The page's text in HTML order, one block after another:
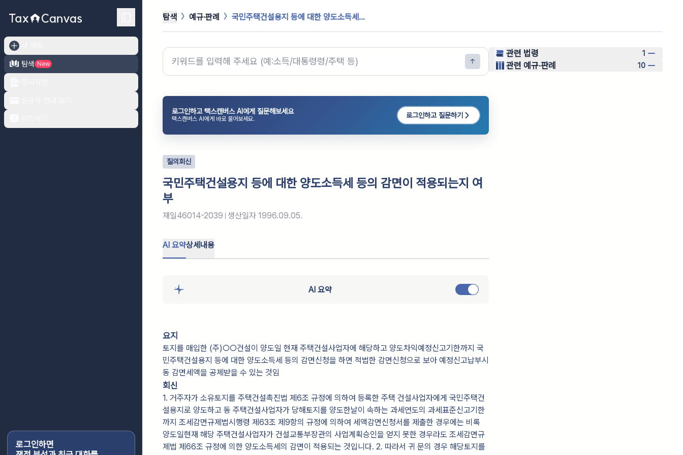
탐색
New
로그인하면
탐색 예규·판례 국민주택건설용지 등에 대한 양도소득세...
로그인하고 택스캔버스 AI에게 질문해보세요
택스캔버스 AI에게 바로 물어보세요. 로그인하고 질문하기
질의회신
국민주택건설용지 등에 대한 양도소득세 등의 감면이 적용되는지 여
부
재일46014-2039 생산일자 1996.09.05.
AI 요약상세내용
AI 요약
요지
토지를 매입한 (주)○○건설이 양도일 현재 주택건설사업자에 해당하고 양도차익예정신고기한까지 국
민주택건설용지 등에 대한 양도소득세 등의 감면신청을 하면 적법한 감면신청으로 보아 예정신고납부시
동 감면세액을 공제받을 수 있는 것임
회신
1. 거주자가 소유토지를 주택건설촉진법 제6조 규정에 의하여 등록한 주택 건설사업자에게 국민주택건
설용지로 양도하고 동 주택건설사업자가 당해토지를 양도한날이 속하는 과세연도의 과세표준신고기한
까지 조세감면규제법시행령 제63조 제9항의 규정에 의하여 세액감면신청서를 제출한 경우에는 비록
양도일현재 해당 주택건설사업자가 건설교통부장관의 사업계획승인을 얻지 못한 경우라도 조세감면규
제법 제66조 규정에 의한 양도소득세의 감면이 적용되는 것입니다. 2. 따라서 귀 문의 경우 해당토지를
관련 법령 1
관련 예규·판례 10